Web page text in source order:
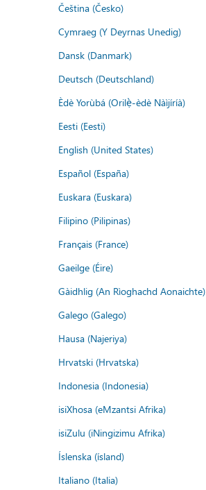
Čeština (Česko)
Cymraeg (Y Deyrnas Unedig)
Dansk (Danmark)
Deutsch (Deutschland)
Èdè Yorùbá (Orilẹ̀-èdè Nàìjíríà)
Eesti (Eesti)
English (United States)
Español (España)
Euskara (Euskara)
Filipino (Pilipinas)
Français (France)
Gaeilge (Éire)
Gàidhlig (An Rìoghachd Aonaichte)
Galego (Galego)
Hausa (Najeriya)
Hrvatski (Hrvatska)
Indonesia (Indonesia)
isiXhosa (eMzantsi Afrika)
isiZulu (iNingizimu Afrika)
Íslenska (ísland)
Italiano (Italia)